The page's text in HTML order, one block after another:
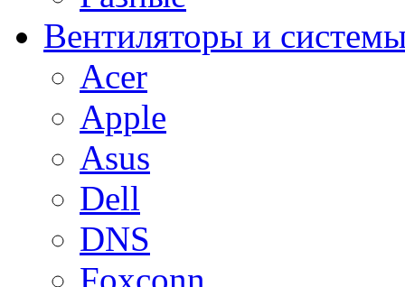
Вентиляторы и
Acer
Apple
Asus
Dell
DNS
Foxconn